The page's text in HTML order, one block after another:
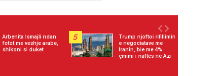
Arbenita Ismajli ndan
fotot me veshje arabe,
shikoni si duket
5
Trump njoftoi rifillimin
e negociatave me
Iranin, bie me 4%
çmimi i naftës në Azi